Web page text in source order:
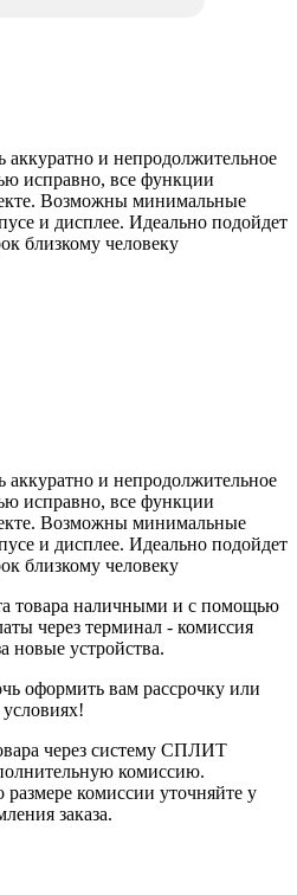
аккуратно и непродолжительное
исправно, все функции
Возможны минимальные
и дисплее. Идеально подойдет
близкому человеку
аккуратно и непродолжительное
исправно, все функции
Возможны минимальные
и дисплее. Идеально подойдет
близкому человеку
товара наличными и с помощью
через терминал - комиссия
новые устройства.
оформить вам рассрочку или
через систему СПЛИТ
комиссию.
комиссии уточняйте у
заказа.